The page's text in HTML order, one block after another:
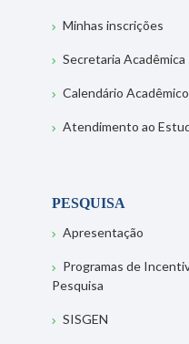
Minhas inscrições
Secretaria Acadêmica
Calendário Acadêmico
Atendimento ao
PESQUISA
Apresentação
Programas de
Pesquisa
SISGEN